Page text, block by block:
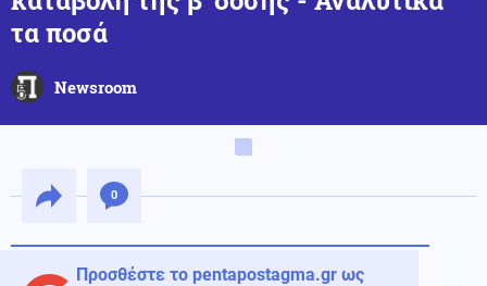
τα ποσά
Newsroom
0
Προσθέστε το pentapostagma.gr ως